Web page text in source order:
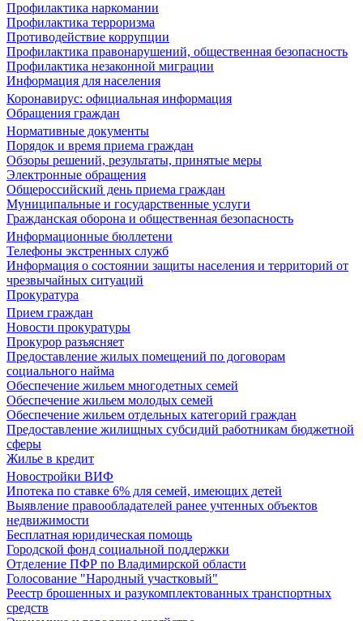
Профилактика наркомании
Профилактика терроризма
Противодействие коррупции
Профилактика правонарушений, общественная безопасность
Профилактика незаконной миграции
Информация для населения
Коронавирус: официальная информация
Обращения граждан
Нормативные документы
Порядок и время приема граждан
Обзоры решений, результаты, принятые меры
Электронные обращения
Общероссийский день приема граждан
Муниципальные и государственные услуги
Гражданская оборона и общественная безопасность
Информационные бюллетени
Телефоны экстренных служб
Информация о состоянии защиты населения и территорий от
чрезвычайных ситуаций
Прокуратура
Прием граждан
Новости прокуратуры
Прокурор разъясняет
Предоставление жилых помещений по договорам
социального найма
Обеспечение жильем многодетных семей
Обеспечение жильем молодых семей
Обеспечение жильем отдельных категорий граждан
Предоставление жилищных субсидий работникам бюджетной
сферы
Жилье в кредит
Новостройки ВИФ
Ипотека по ставке 6% для семей, имеющих детей
Выявление правообладателей ранее учтенных объектов
недвижимости
Бесплатная юридическая помощь
Городской фонд социальной поддержки
Отделение ПФР по Владимирской области
Голосование "Народный участковый"
Реестр брошенных и разукомплектованных транспортных
средств